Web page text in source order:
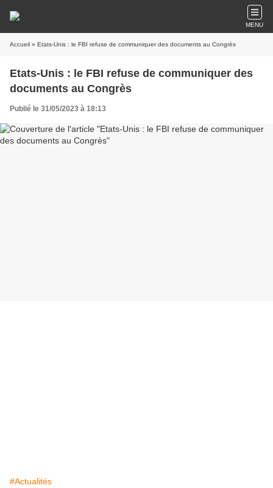
MENU
Accueil » Etats-Unis : le FBI refuse de communiquer des documents au Congrès
Etats-Unis : le FBI refuse de communiquer des
documents au Congrès
Publié le 31/05/2023 à 18:13
#Actualités